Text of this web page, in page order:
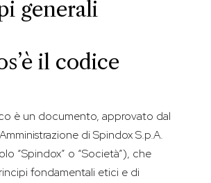
generali
il codice
è un documento, approvato dal
di Spindox S.p.A.
“Spindox” o “Società”), che
fondamentali etici e di